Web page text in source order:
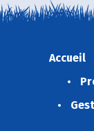
Accueil